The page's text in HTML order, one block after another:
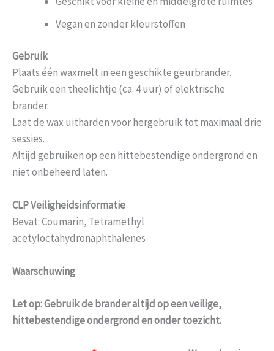
Vegan en zonder kleurstoffen
Gebruik
Plaats één waxmelt in een geschikte geurbrander.
Gebruik een theelichtje (ca. 4 uur) of elektrische
brander.
Laat de wax uitharden voor hergebruik tot maximaal drie
sessies.
Altijd gebruiken op een hittebestendige ondergrond en
niet onbeheerd laten.
CLP Veiligheidsinformatie
Bevat: Coumarin, Tetramethyl
acetyloctahydronaphthalenes
Waarschuwing
Let op: Gebruik de brander altijd op een veilige,
hittebestendige ondergrond en onder toezicht.